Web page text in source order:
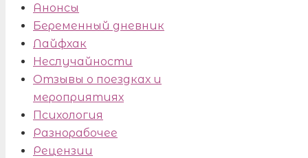
Анонсы
Беременный дневник
Лайфхак
Неслучайности
Отзывы о поездках и
мероприятиях
Психология
Разнорабочее
Рецензии